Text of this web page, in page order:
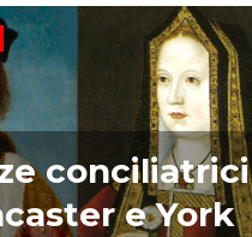
conciliatrici
e York